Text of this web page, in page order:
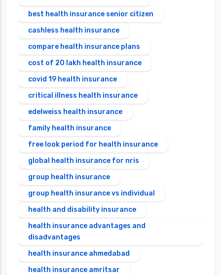
best health insurance senior citizen
cashless health insurance
compare health insurance plans
cost of 20 lakh health insurance
covid 19 health insurance
critical illness health insurance
edelweiss health insurance
family health insurance
free look period for health insurance
global health insurance for nris
group health insurance
group health insurance vs individual
health and disability insurance
health insurance advantages and
disadvantages
health insurance ahmedabad
health insurance amritsar